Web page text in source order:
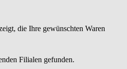
die Ihre gewünschten Waren
Filialen gefunden.